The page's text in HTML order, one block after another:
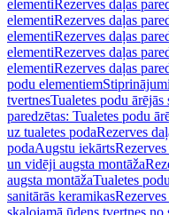
elementiRezerves daļas
elementiRezerves daļas
elementiRezerves daļas
elementiRezerves daļas
elementiRezerves daļas
podu elementiem
tvertnesTualetes podu
paredzētas: Tualetes podu
uz tualetes podaRezerves
podaAugstu iekārts
un vidēji augsta montāža
augsta montāžaTualetes
sanitārās keramikas
skalojamā ūdens tvertnes no